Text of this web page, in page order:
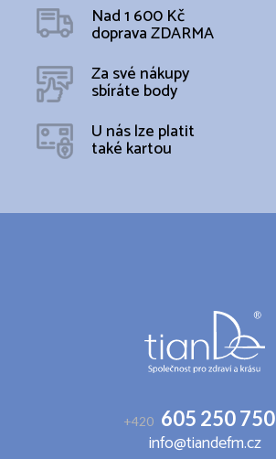
r
Nad 1 600 Kč
doprava ZDARMA
Za své nákupy
sbíráte body
U nás lze platit
také kartou
Z
+420 605 250 750
info@tiandefm.cz